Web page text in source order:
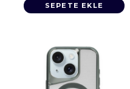
SEPETE EKLE